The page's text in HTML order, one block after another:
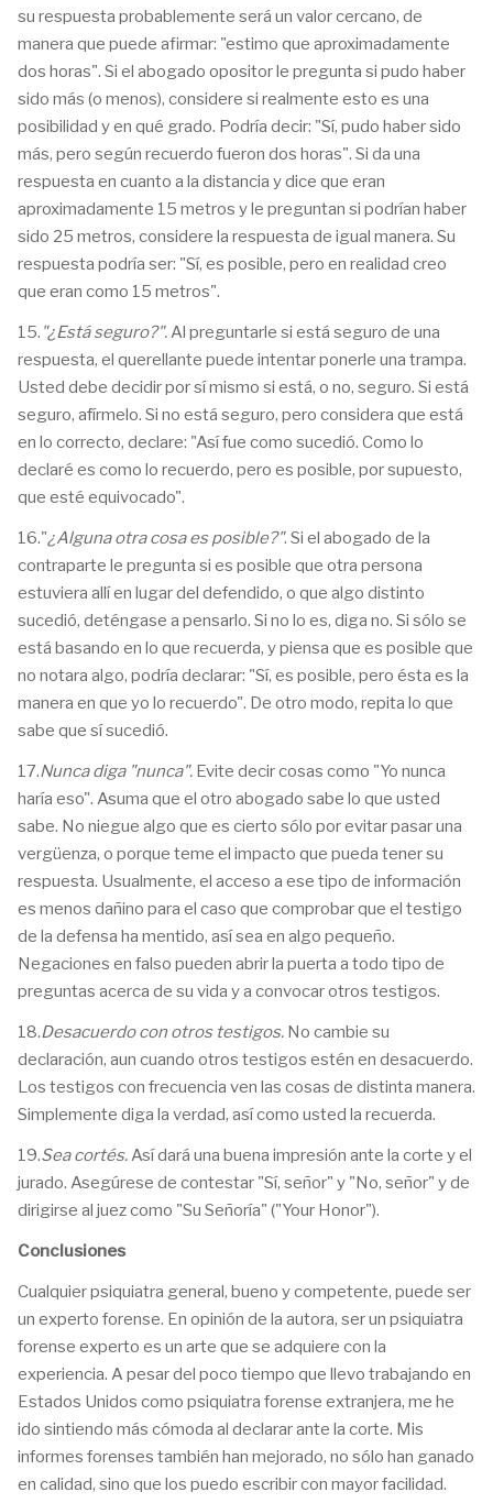
su respuesta probablemente será un valor cercano, de
manera que puede afirmar: "estimo que aproximadamente
dos horas". Si el abogado opositor le pregunta si pudo haber
sido más (o menos), considere si realmente esto es una
posibilidad y en qué grado. Podría decir: "Sí, pudo haber sido
más, pero según recuerdo fueron dos horas". Si da una
respuesta en cuanto a la distancia y dice que eran
aproximadamente 15 metros y le preguntan si podrían haber
sido 25 metros, considere la respuesta de igual manera. Su
respuesta podría ser: "Sí, es posible, pero en realidad creo
que eran como 15 metros".
15. "¿Está seguro?".Al preguntarle si está seguro de una
respuesta, el querellante puede intentar ponerle una trampa.
Usted debe decidir por sí mismo si está, o no, seguro. Si está
seguro, afírmelo. Si no está seguro, pero considera que está
en lo correcto, declare: "Así fue como sucedió. Como lo
declaré es como lo recuerdo, pero es posible, por supuesto,
que esté equivocado".
16."¿Alguna otra cosa es posible?". Si el abogado de la
contraparte le pregunta si es posible que otra persona
estuviera allí en lugar del defendido, o que algo distinto
sucedió, deténgase a pensarlo. Si no lo es, diga no. Si sólo se
está basando en lo que recuerda, y piensa que es posible que
no notara algo, podría declarar: "Sí, es posible, pero ésta es la
manera en que yo lo recuerdo". De otro modo, repita lo que
sabe que sí sucedió.
17.Nunca diga "nunca". Evite decir cosas como "Yo nunca
haría eso". Asuma que el otro abogado sabe lo que usted
sabe. No niegue algo que es cierto sólo por evitar pasar una
vergüenza, o porque teme el impacto que pueda tener su
respuesta. Usualmente, el acceso a ese tipo de información
es menos dañino para el caso que comprobar que el testigo
de la defensa ha mentido, así sea en algo pequeño.
Negaciones en falso pueden abrir la puerta a todo tipo de
preguntas acerca de su vida y a convocar otros testigos.
18.Desacuerdo con otros testigos. No cambie su
declaración, aun cuando otros testigos estén en desacuerdo.
Los testigos con frecuencia ven las cosas de distinta manera.
Simplemente diga la verdad, así como usted la recuerda.
19.Sea cortés.Así dará una buena impresión ante la corte y el
jurado. Asegúrese de contestar "Sí, señor" y "No, señor" y de
dirigirse al juez como "Su Señoría" ("Your Honor").
Conclusiones
Cualquier psiquiatra general, bueno y competente, puede ser
un experto forense. En opinión de la autora, ser un psiquiatra
forense experto es un arte que se adquiere con la
experiencia. A pesar del poco tiempo que llevo trabajando en
Estados Unidos como psiquiatra forense extranjera, me he
ido sintiendo más cómoda al declarar ante la corte. Mis
informes forenses también han mejorado, no sólo han ganado
en calidad, sino que los puedo escribir con mayor facilidad.